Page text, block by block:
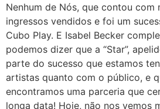
Nenhum de Nós, que contou com
ingressos vendidos e foi um
Cubo Play. E Isabel Becker
podemos dizer que a “Star”,
parte do sucesso que estamos
artistas quanto com o público, e
encontramos uma parceria que
longa data! Hoje, não nos vemos